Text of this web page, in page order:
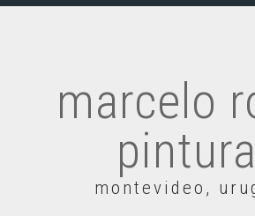
marcelo
montevideo,